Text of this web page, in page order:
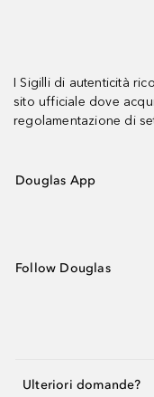
I Sigilli di autenticità
sito ufficiale dove
regolamentazione di
Douglas App
Follow Douglas
Ulteriori domande?